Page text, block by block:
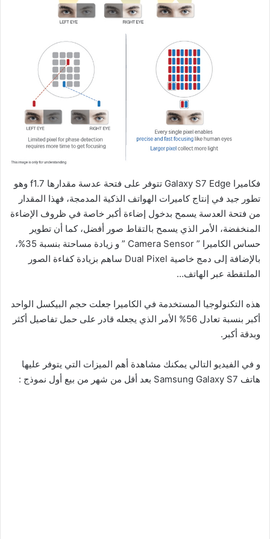
فكاميرا Galaxy S7 Edge تتوفر على فتحة عدسة مقدارها f1.7 وهو
تطور جيد في إنتاج كاميرات الهواتف الذكية المدمجة، فهذا المقدار
من فتحة العدسة يسمح بدخول إضاءة أكبر خاصة في ظروف الإضاءة
المنخفضة، الأمر الذي يسمح بالتقاط صور أفضل، كما أن تطوير
حساس الكاميرا ” Camera Sensor ” و زيادة مساحتة بنسبة 35%،
بالإضافة إلى دمج خاصية Dual Pixel ساهم بزيادة كفاءة الصور
الملتقطة عبر الهاتف…
هذه التكنولوجيا المستخدمة في الكاميرا جعلت حجم البيكسل الواحد
أكبر بنسبة تعادل 56% الأمر الذي يجعله قادر على حمل تفاصيل أكثر
وبدقة أكبر.
و في الفيديو التالي يمكنك مشاهدة أهم الميزات التي يتوفر عليها
هاتف Samsung Galaxy S7 بعد أقل من شهر من بيع أول نموذج :